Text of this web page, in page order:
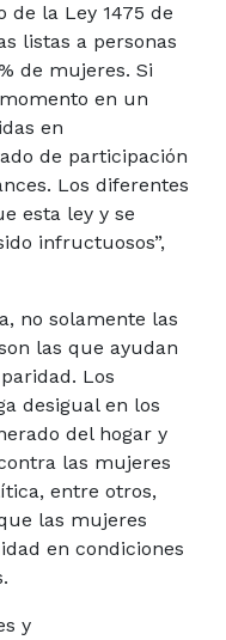
de la Ley 1475 de
listas a personas
de mujeres. Si
en un
en
de participación
Los diferentes
esta ley y se
infructuosos”,
no solamente las
las que ayudan
Los
desigual en los
del hogar y
las mujeres
entre otros,
las mujeres
en condiciones
y